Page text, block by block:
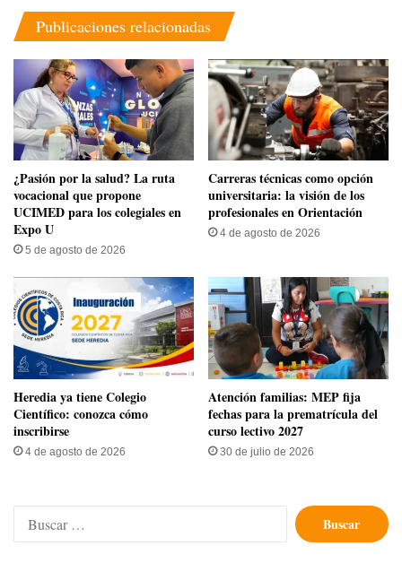
Publicaciones relacionadas
​¿Pasión por la salud? La ruta
vocacional que propone
UCIMED para los colegiales en
Expo U
5 de agosto de 2026
Carreras técnicas como opción
universitaria: la visión de los
profesionales en Orientación
4 de agosto de 2026
Heredia ya tiene Colegio
Científico: conozca cómo
inscribirse
4 de agosto de 2026
Atención familias: MEP fija
fechas para la prematrícula del
curso lectivo 2027
30 de julio de 2026
Buscar: